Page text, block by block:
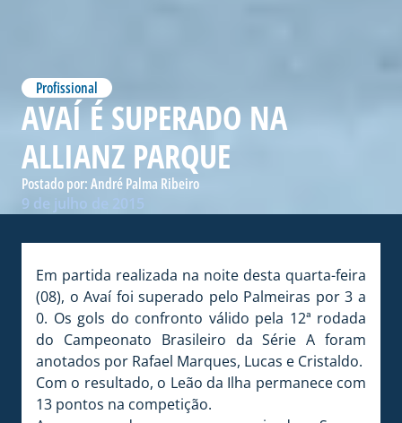
Profissional
AVAÍ É SUPERADO NA
ALLIANZ PARQUE
Postado por:André Palma Ribeiro
9 de julho de 2015
Em partida realizada na noite desta quarta-feira
(08), o Avaí foi superado pelo Palmeiras por 3 a
0. Os gols do confronto válido pela 12ª rodada
do Campeonato Brasileiro da Série A foram
anotados por Rafael Marques, Lucas e Cristaldo.
Com o resultado, o Leão da Ilha permanece com
13 pontos na competição.